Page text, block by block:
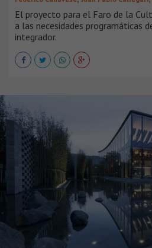
El proyecto para el Faro de la
a las necesidades programáticas
integrador.